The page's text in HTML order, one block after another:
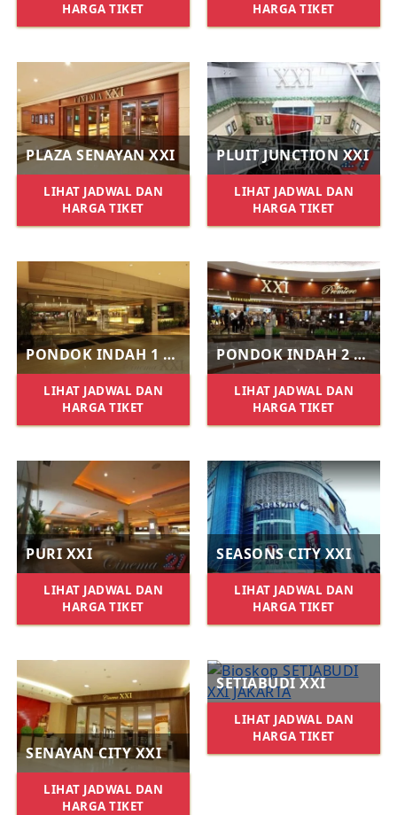
HARGA TIKET
HARGA TIKET
PLAZA SENAYAN XXI
LIHAT JADWAL DAN
HARGA TIKET
PLUIT JUNCTION XXI
LIHAT JADWAL DAN
HARGA TIKET
PONDOK INDAH 1 XXI
LIHAT JADWAL DAN
HARGA TIKET
PONDOK INDAH 2 XXI
LIHAT JADWAL DAN
HARGA TIKET
PURI XXI
LIHAT JADWAL DAN
HARGA TIKET
SEASONS CITY XXI
LIHAT JADWAL DAN
HARGA TIKET
SENAYAN CITY XXI
LIHAT JADWAL DAN
HARGA TIKET
SETIABUDI XXI
LIHAT JADWAL DAN
HARGA TIKET